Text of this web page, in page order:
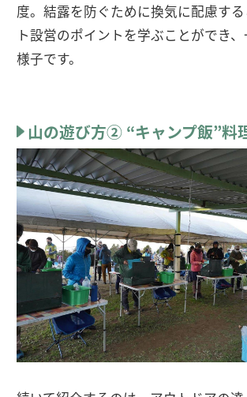
度。結露を防ぐために換気に配慮す
ト設営のポイントを学ぶことができ
様子です。
山の遊び方② “キャンプ飯”料